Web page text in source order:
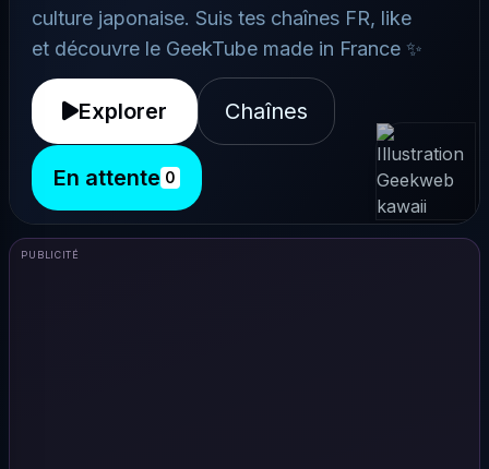
culture japonaise. Suis tes chaînes FR, like
et découvre le GeekTube made in France ✨
Explorer Chaînes
En attente 0
PUBLICITÉ